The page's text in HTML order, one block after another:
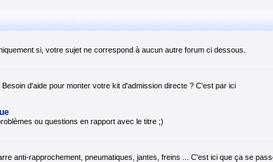
si, votre sujet ne correspond à aucun autre forum ci dessous.
d'aide pour monter votre kit d'admission directe ? C'est par ici
ou questions en rapport avec le titre ;)
anti-rapprochement, pneumatiques, jantes, freins ... C'est ici que ça se